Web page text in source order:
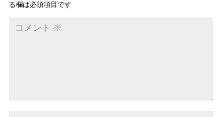
る欄は必須項目です